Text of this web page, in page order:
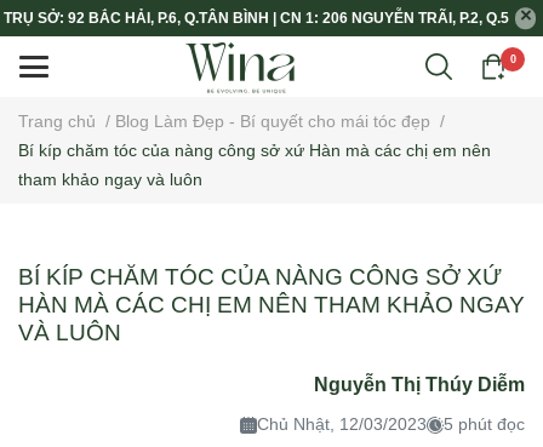
TRỤ SỞ: 92 BẮC HẢI, P.6, Q.TÂN BÌNH | CN 1: 206 NGUYỄN TRÃI, P.2, Q.5
0
Trang chủ / Blog Làm Đẹp - Bí quyết cho mái tóc đẹp /
Bí kíp chăm tóc của nàng công sở xứ Hàn mà các chị em nên
tham khảo ngay và luôn
BÍ KÍP CHĂM TÓC CỦA NÀNG CÔNG SỞ XỨ
HÀN MÀ CÁC CHỊ EM NÊN THAM KHẢO NGAY
VÀ LUÔN
Nguyễn Thị Thúy Diễm
Chủ Nhật, 12/03/2023 5 phút đọc